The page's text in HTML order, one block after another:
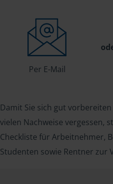
Per E-Mail
Damit Sie sich gut
vielen Nachweise vergessen,
Checkliste für Arbeitnehmer,
Studenten sowie Rentner zur